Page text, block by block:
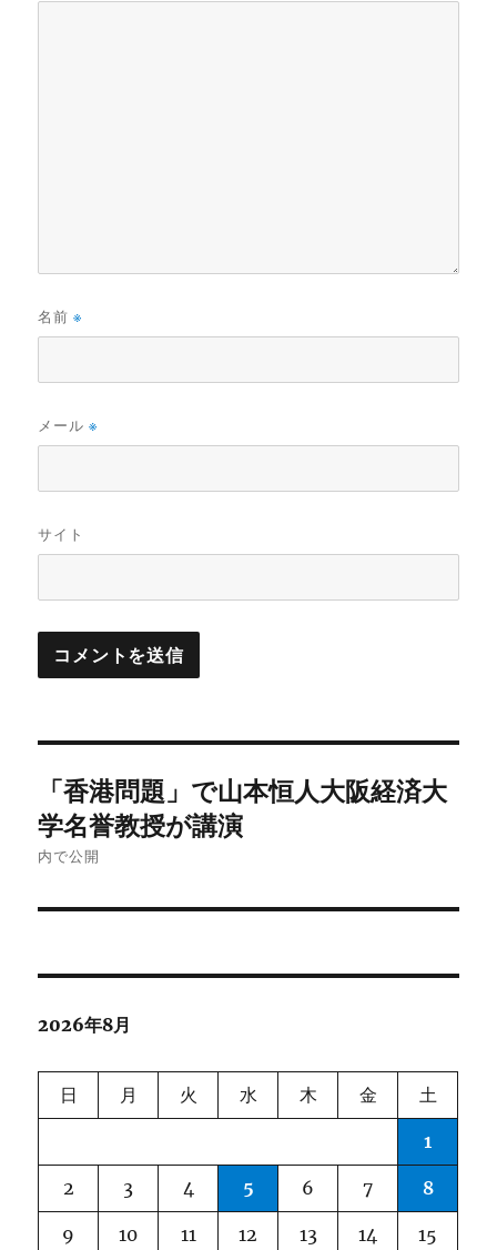
名前※
メール※
サイト
稿
ナ
ビ
ョ
「香港問題」で山本恒人大阪経済大
学名誉教授が講演
内で公開
2026年8月
日 月 火 水 木 金 土
1
2 3 4 5 6 7 8
9 10 11 12 13 14 15